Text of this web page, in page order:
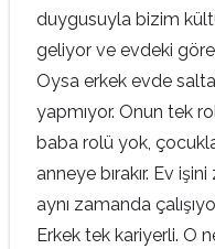
duygusuyla bizim
geliyor ve evdeki
Oysa erkek evde
yapmıyor. Onun tek
baba rolü yok,
anneye bırakır. Ev
aynı zamanda
Erkek tek kariyerli. O